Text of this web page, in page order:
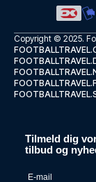
Copyright © 2025.
Tilmeld dig
tilbud og
E-mail